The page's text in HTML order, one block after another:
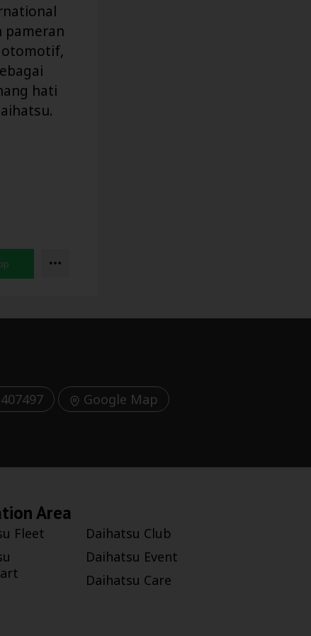
pameran
otomotif,
hati
Google Map
Area
Fleet
Daihatsu Club
Daihatsu Event
Daihatsu Care